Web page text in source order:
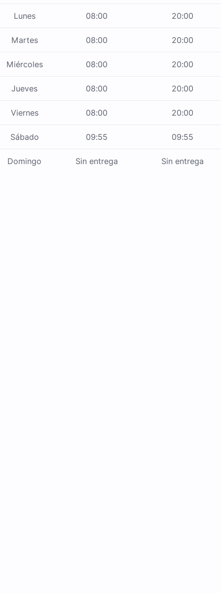
Lunes 08:00 20:00
Martes 08:00 20:00
Miércoles 08:00 20:00
Jueves 08:00 20:00
Viernes 08:00 20:00
Sábado 09:55 09:55
Domingo Sin entrega Sin entrega